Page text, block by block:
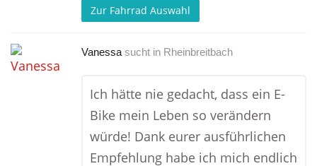
Zur Fahrrad Auswahl
Vanessa sucht in Rheinbreitbach
Ich hätte nie gedacht, dass ein E-
Bike mein Leben so verändern
würde! Dank eurer ausführlichen
Empfehlung habe ich mich endlich